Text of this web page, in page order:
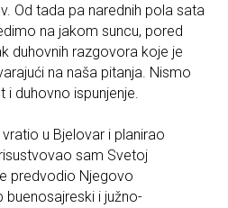
Od tada pa narednih pola sata
na jakom suncu, pored
duhovnih razgovora koje je
na naša pitanja. Nismo
i duhovno ispunjenje.
u Bjelovar i planirao
sam Svetoj
predvodio Njegovo
i južno-